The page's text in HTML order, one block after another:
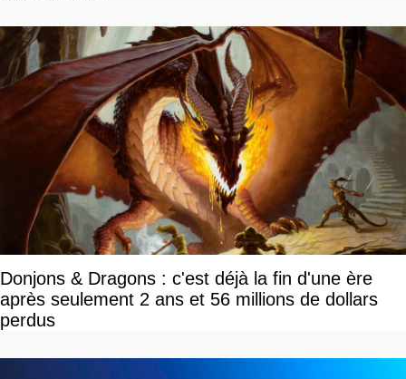
Donjons & Dragons : c'est déjà la fin d'une ère
après seulement 2 ans et 56 millions de dollars
perdus